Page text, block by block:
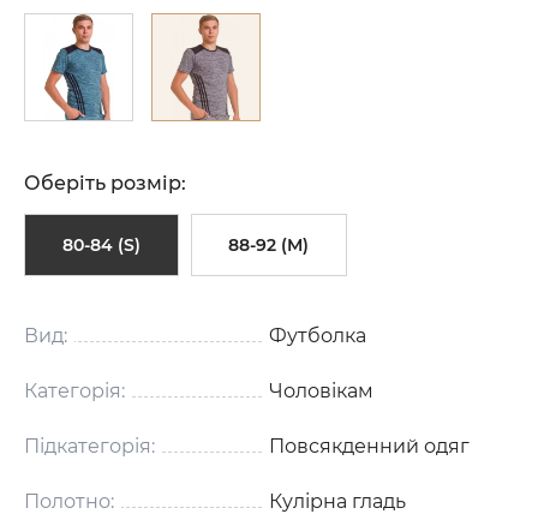
Оберіть розмір:
80-84 (S) 88-92 (M)
Вид: Футболка
Категорія: Чоловікам
Підкатегорія: Повсякденний одяг
Полотно: Кулірна гладь